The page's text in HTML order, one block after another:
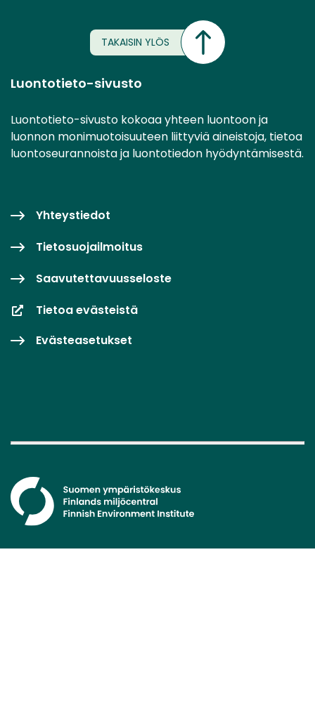
TAKAISIN YLÖS
Luontotieto-sivusto
Luontotieto-sivusto kokoaa yhteen luontoon ja
luonnon monimuotoisuuteen liittyviä aineistoja, tietoa
luontoseurannoista ja luontotiedon hyödyntämisestä.
Yhteystiedot
Tietosuojailmoitus
Saavutettavuusseloste
Tietoa evästeistä
Evästeasetukset